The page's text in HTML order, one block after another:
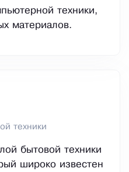
техники,
материалов.
техники
бытовой техники
широко известен